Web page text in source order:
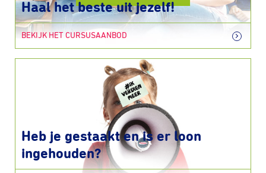
Haal het beste uit jezelf!
BEKIJK HET CURSUSAANBOD
Heb je gestaakt en is er loon
ingehouden?